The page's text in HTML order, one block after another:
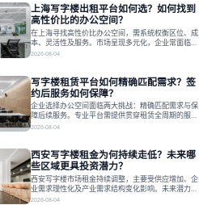
升性价比，并通过不同规模企业的实际案例加以说
明。之后指出，专业运营服务商提供的稳定环境、社
群活动与产业集聚等增值服务，是很大化空间价值、
助力企业成长的关键。对于许多在
上海写字楼出租平台如何选？如何找到
高性价比的办公空间？
在上海寻找高性价比办公空间，需系统权衡区位、成
本、灵活性及服务。市场呈现多元化，企业常面临租
赁流程复杂、隐性成本高等挑战。选择平台时，应评
区、灵活产品和丰富配套，满足不同企业需求。企业
应明确自身需求，实地考察，选择能支持长期发展、
提升竞争力的办公空间。在上海寻找合适的办公空
间，对于企业行政负责人、中小企业主
2026-08-04
写字楼租赁平台如何精确匹配需求？签
约后服务如何保障？
企业选择办公空间面临两大挑战：精确匹配需求与保
障后续服务。专业平台需提供贯穿租赁全周期的服
务，将企业从非核心事务中解放。精确匹配需结合企
的全周期保障体系。德必集团通过标准化服务与个性
化运营结合，以全国布局和产业生态圈为企业提供稳
定支持，体现了从信息撮合到深度服务的能力转变。
在为企业寻找办公空间的过程中，
2026-08-04
西安写字楼租金为何持续走低？未来哪
些区域更具投资潜力？
西安写字楼市场租金持续调整，主要受供应增加、企
业需求理性化及产业需求结构变化影响。未来潜力区
域集中在产业集聚、交利及城市更新地带，如高新区
2026-08-04